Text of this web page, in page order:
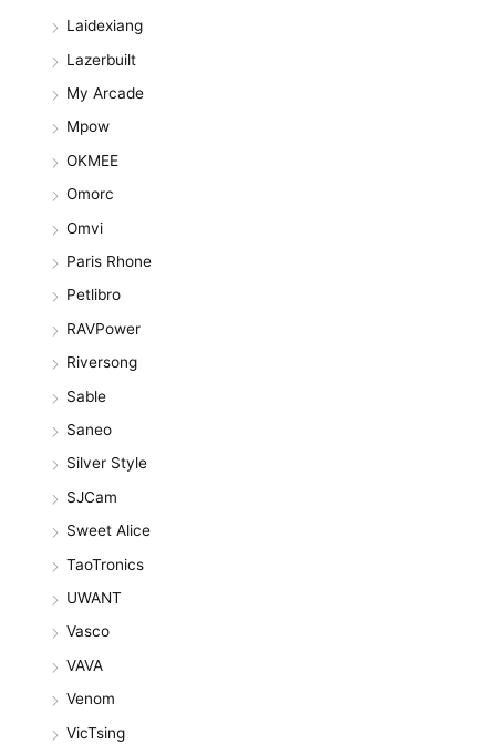
Laidexiang
Lazerbuilt
My Arcade
Mpow
OKMEE
Omorc
Omvi
Paris Rhone
Petlibro
RAVPower
Riversong
Sable
Saneo
Silver Style
SJCam
Sweet Alice
TaoTronics
UWANT
Vasco
VAVA
Venom
VicTsing